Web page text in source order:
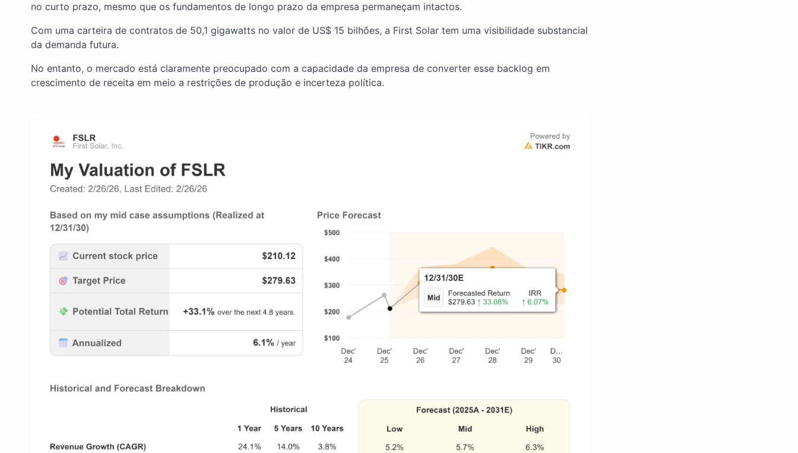
no curto prazo, mesmo que os fundamentos de longo prazo da empresa permaneçam intactos.
Com uma carteira de contratos de 50,1 gigawatts no valor de US$ 15 bilhões, a First Solar tem uma visibilidade substancial
da demanda futura.
No entanto, o mercado está claramente preocupado com a capacidade da empresa de converter esse backlog em
crescimento de receita em meio a restrições de produção e incerteza política.